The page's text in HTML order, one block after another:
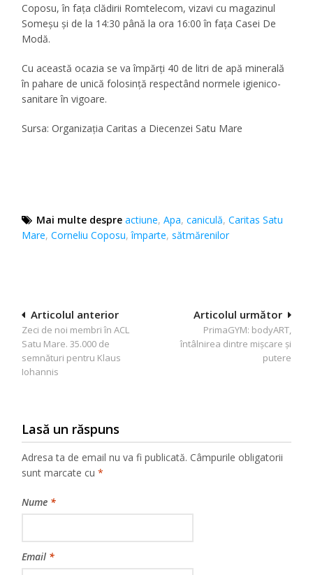
Coposu, în faţa clădirii Romtelecom, vizavi cu magazinul
Someşu şi de la 14:30 până la ora 16:00 în faţa Casei De
Modă.
Cu această ocazia se va împărţi 40 de litri de apă minerală
în pahare de unică folosinţă respectând normele igienico-
sanitare în vigoare.
Sursa: Organizația Caritas a Diecenzei Satu Mare
Mai multe despre actiune,Apa,caniculă,Caritas Satu
Mare,Corneliu Coposu,împarte,sătmărenilor
Navigare
în
articole
Articolul următor
PrimaGYM: bodyART,
întâlnirea dintre mișcare și
putere
Articolul anterior
Zeci de noi membri în ACL
Satu Mare. 35.000 de
semnături pentru Klaus
Iohannis
Lasă un răspuns
Adresa ta de email nu va fi publicată. Câmpurile obligatorii
sunt marcate cu*
Nume *
Email *